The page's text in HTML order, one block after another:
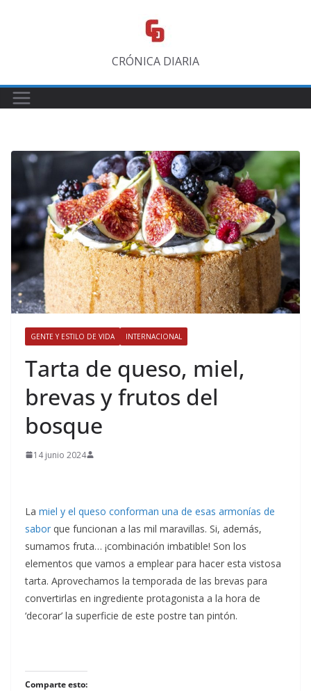
CRÓNICA DIARIA
GENTE Y ESTILO DE VIDA INTERNACIONAL
​Tarta de queso, miel,
brevas y frutos del
bosque
14 junio 2024
La miel y el queso conforman una de esas armonías de
sabor que funcionan a las mil maravillas. Si, además,
sumamos fruta… ¡combinación imbatible! Son los
elementos que vamos a emplear para hacer esta vistosa
tarta. Aprovechamos la temporada de las brevas para
convertirlas en ingrediente protagonista a la hora de
‘decorar’ la superficie de este postre tan pintón.
Comparte esto: